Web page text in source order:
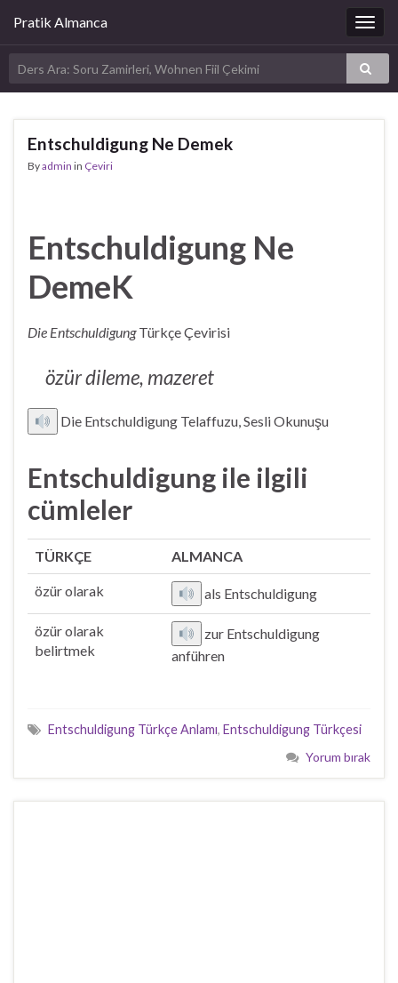
Pratik Almanca
Entschuldigung Ne Demek
Byadmin in Çeviri
Entschuldigung Ne
DemeK
Die EntschuldigungTürkçe Çevirisi
özür dileme, mazeret
Die Entschuldigung Telaffuzu, Sesli Okunuşu
Entschuldigung ile ilgili
cümleler
TÜRKÇE ALMANCA
özür olarak als Entschuldigung
özür olarak
belirtmek
zur Entschuldigung
anführen
Entschuldigung Türkçe Anlamı, Entschuldigung Türkçesi
Yorum bırak